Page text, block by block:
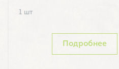
1 шт
Подробнее